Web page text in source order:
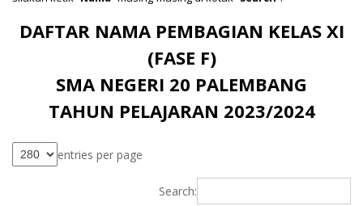
DAFTAR NAMA PEMBAGIAN KELAS XI
(FASE F)
SMA NEGERI 20 PALEMBANG
TAHUN PELAJARAN 2023/2024
entries per page
Search: